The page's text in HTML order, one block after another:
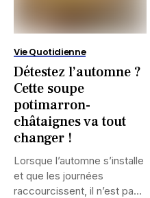
Vie Quotidienne
Détestez l’automne ?
Cette soupe
potimarron-
châtaignes va tout
changer !
Lorsque l’automne s’installe
et que les journées
raccourcissent, il n’est pas